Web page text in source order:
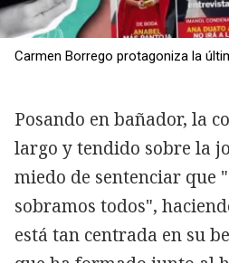
Carmen Borrego protagoniza la
Posando en bañador, la
largo y tendido sobre la
miedo de sentenciar que
sobramos todos",
está tan centrada en su